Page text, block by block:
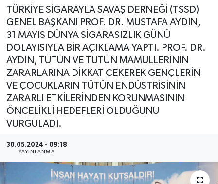
TÜRKİYE SİGARAYLA SAVAŞ DERNEĞİ (TSSD)
GENEL BAŞKANI PROF. DR. MUSTAFA AYDIN,
31 MAYIS DÜNYA SİGARASIZLIK GÜNÜ
DOLAYISIYLA BİR AÇIKLAMA YAPTI. PROF. DR.
AYDIN, TÜTÜN VE TÜTÜN MAMULLERİNİN
ZARARLARINA DİKKAT ÇEKEREK GENÇLERİN
VE ÇOCUKLARIN TÜTÜN ENDÜSTRİSİNİN
ZARARLI ETKİLERİNDEN KORUNMASININ
ÖNCELİKLİ HEDEFLERİ OLDUĞUNU
VURGULADI.
30.05.2024 - 09:18
YAYINLANMA